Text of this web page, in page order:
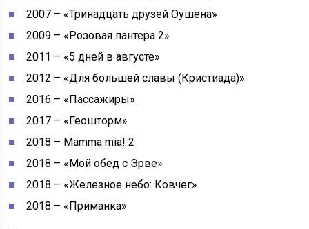
2007 – «Тринадцать друзей Оушена»
2009 – «Розовая пантера 2»
2011 – «5 дней в августе»
2012 – «Для большей славы (Кристиада)»
2016 – «Пассажиры»
2017 – «Геошторм»
2018 – Mamma mia! 2
2018 – «Мой обед с Эрве»
2018 – «Железное небо: Ковчег»
2018 – «Приманка»